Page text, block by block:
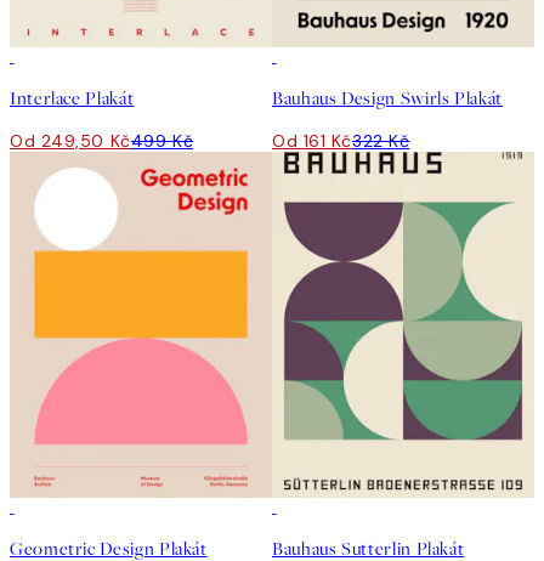
Interlace Plakát
Od 249,50 Kč499 Kč
Bauhaus Design Swirls Plakát
Od 161 Kč322 Kč
Geometric Design Plakát Bauhaus Sutterlin Plakát